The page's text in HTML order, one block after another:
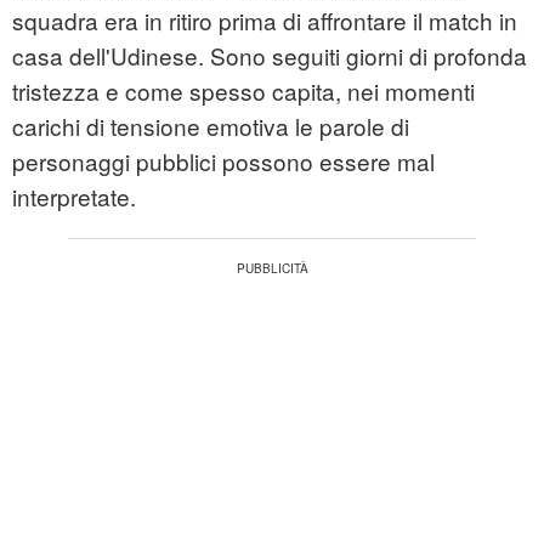
squadra era in ritiro prima di affrontare il match in
casa dell'Udinese. Sono seguiti giorni di profonda
tristezza e come spesso capita, nei momenti
carichi di tensione emotiva le parole di
personaggi pubblici possono essere mal
interpretate.